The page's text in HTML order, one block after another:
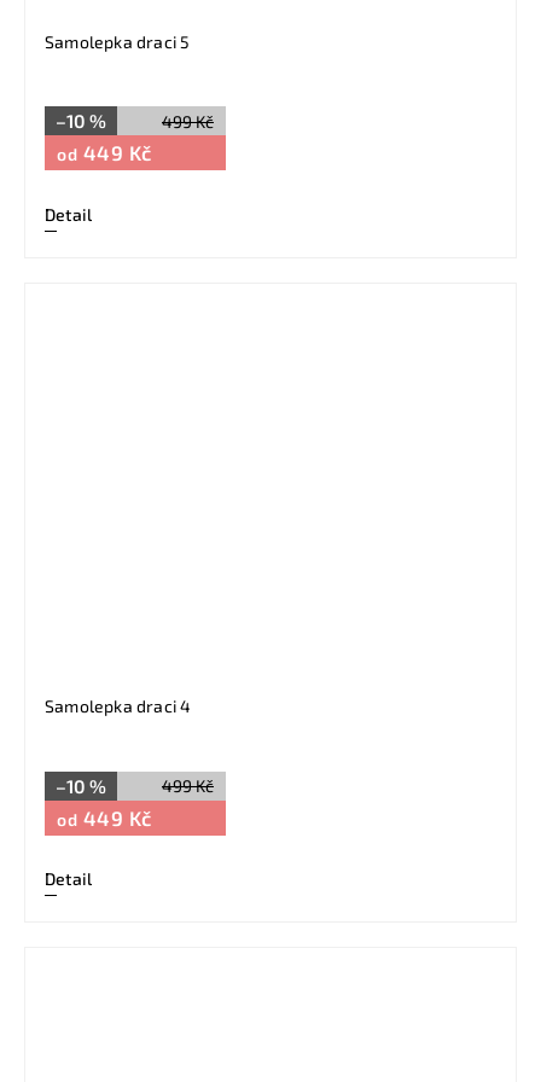
Samolepka draci 5
499 Kč
–10 %
od 449 Kč
Detail
Samolepka draci 4
499 Kč
–10 %
od 449 Kč
Detail